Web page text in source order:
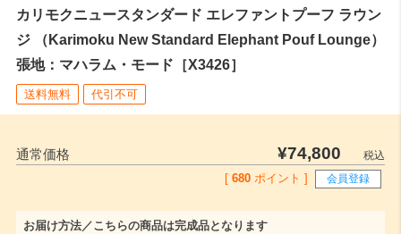
カリモクニュースタンダード エレファントプーフ ラウン
ジ （Karimoku New Standard Elephant Pouf Lounge）
張地：マハラム・モード［X3426］
送料無料 代引不可
通常価格 ¥74,800
税込
[ 680 ポイント ] 会員登録
お届け方法／こちらの商品は完成品となります